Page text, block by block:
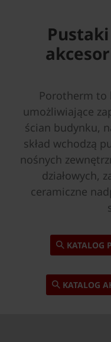
Porotherm to
umożliwiające
ścian budynku,
skład wchodzą
nośnych
działowych,
ceramiczne
KATALOG
KATALOG